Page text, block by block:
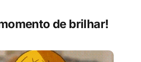
de brilhar!